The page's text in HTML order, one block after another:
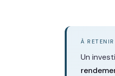
À RETENIR
Un